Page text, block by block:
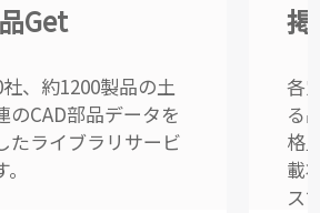
Get
、約1200製品の土
のCAD部品データを
たライブラリサービ
各
る
格
載
ス